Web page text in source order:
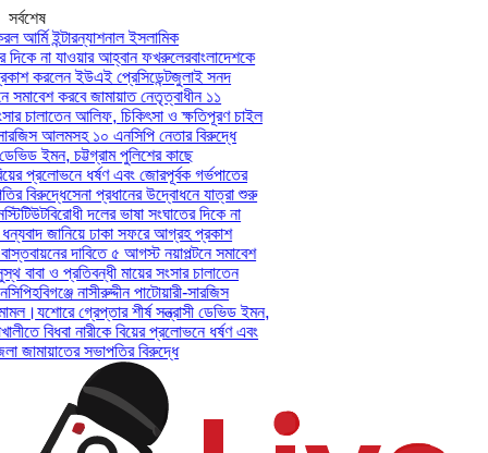
সর্বশেষ
ইন্টারন্যাশনাল ইসলামিক
না যাওয়ার আহ্বান ফখরুলেরবাংলাদেশকে
করলেন ইউএই প্রেসিডেন্টজুলাই সনদ
করবে জামায়াত নেতৃত্বাধীন ১১
চালাতেন আলিফ, চিকিৎসা ও ক্ষতিপূরণ চাইল
আলমসহ ১০ এনসিপি নেতার বিরুদ্ধে
ইমন, চট্টগ্রাম পুলিশের কাছে
প্রলোভনে ধর্ষণ এবং জোরপূর্বক গর্ভপাতের
বিরুদ্ধেসেনা প্রধানের উদ্বোধনে যাত্রা শুরু
বিরোধী দলের ভাষা সংঘাতের দিকে না
জানিয়ে ঢাকা সফরে আগ্রহ প্রকাশ
দাবিতে ৫ আগস্ট নয়াপল্টনে সমাবেশ
ও প্রতিবন্ধী মায়ের সংসার চালাতেন
হবিগঞ্জে নাসীরুদ্দীন পাটোয়ারী-সারজিস
যশোরে গ্রেপ্তার শীর্ষ সন্ত্রাসী ডেভিড ইমন,
বিধবা নারীকে বিয়ের প্রলোভনে ধর্ষণ এবং
সভাপতির বিরুদ্ধে